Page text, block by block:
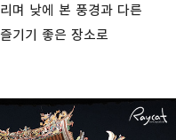
며 낮에 본 풍경과 다른
기기 좋은 장소로